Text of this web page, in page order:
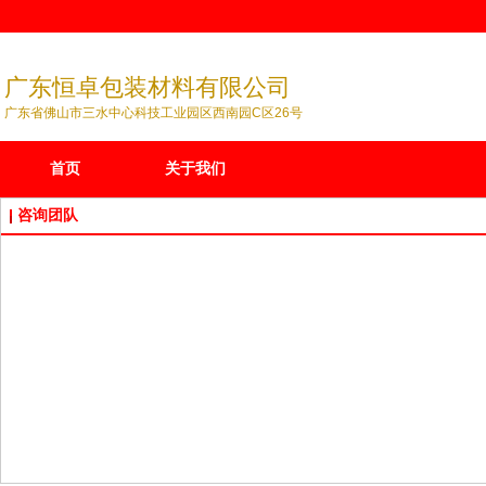
广东恒卓包装材料有限公司
广东省佛山市三水中心科技工业园区西南园C区26号
首页 关于我们
咨询团队